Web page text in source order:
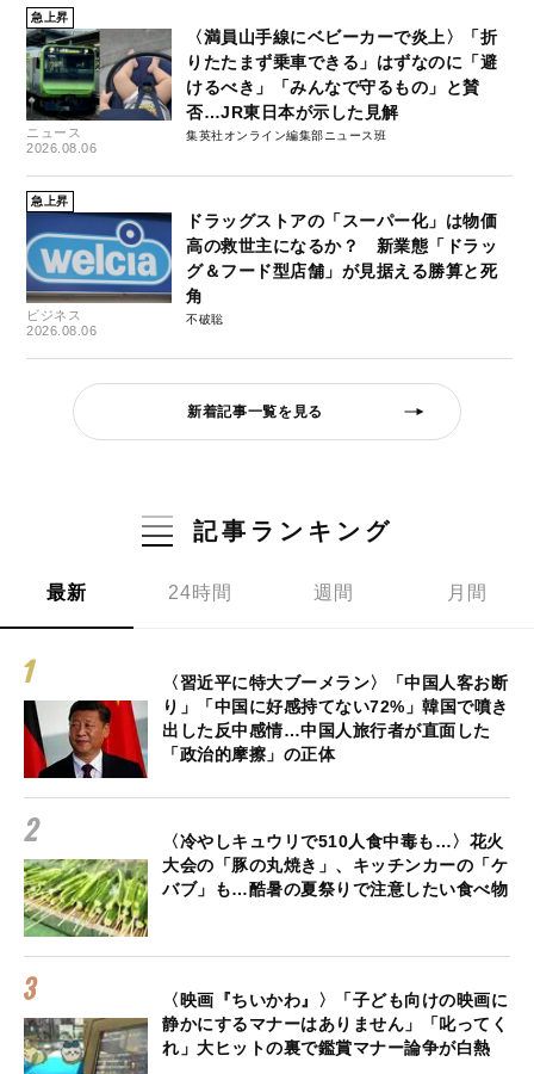
急上昇
ニュース
2026.08.06
〈満員山手線にベビーカーで炎上〉「折
りたたまず乗車できる」はずなのに「避
けるべき」「みんなで守るもの」と賛
否…JR東日本が示した見解
集英社オンライン編集部ニュース班
急上昇
ビジネス
2026.08.06
ドラッグストアの「スーパー化」は物価
高の救世主になるか？ 新業態「ドラッ
グ＆フード型店舗」が見据える勝算と死
角
不破聡
新着記事一覧を見る
記事ランキング
最新 24時間 週間 月間
〈習近平に特大ブーメラン〉「中国人客お断
り」「中国に好感持てない72%」韓国で噴き
出した反中感情…中国人旅行者が直面した
「政治的摩擦」の正体
〈冷やしキュウリで510人食中毒も…〉花火
大会の「豚の丸焼き」、キッチンカーの「ケ
バブ」も…酷暑の夏祭りで注意したい食べ物
〈映画『ちいかわ』〉「子ども向けの映画に
静かにするマナーはありません」「叱ってく
れ」大ヒットの裏で鑑賞マナー論争が白熱